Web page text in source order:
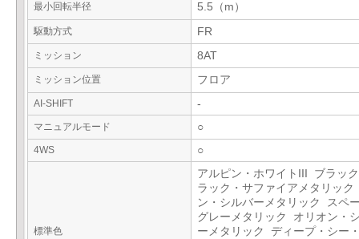
最小回転半径 5.5（m）
駆動方式 FR
ミッション 8AT
ミッション位置 フロア
AI-SHIFT -
マニュアルモード ○
4WS ○
標準色
アルピン・ホワイトIII ブラッ
ラック・サファイアメタリッ
ン・シルバーメタリック スペ
グレーメタリック オリオン・
ーメタリック ディープ・シー